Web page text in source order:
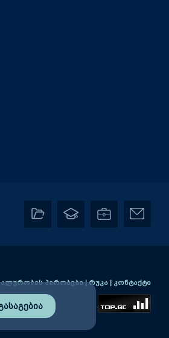
პირობები|რუკა | კონტაქტი